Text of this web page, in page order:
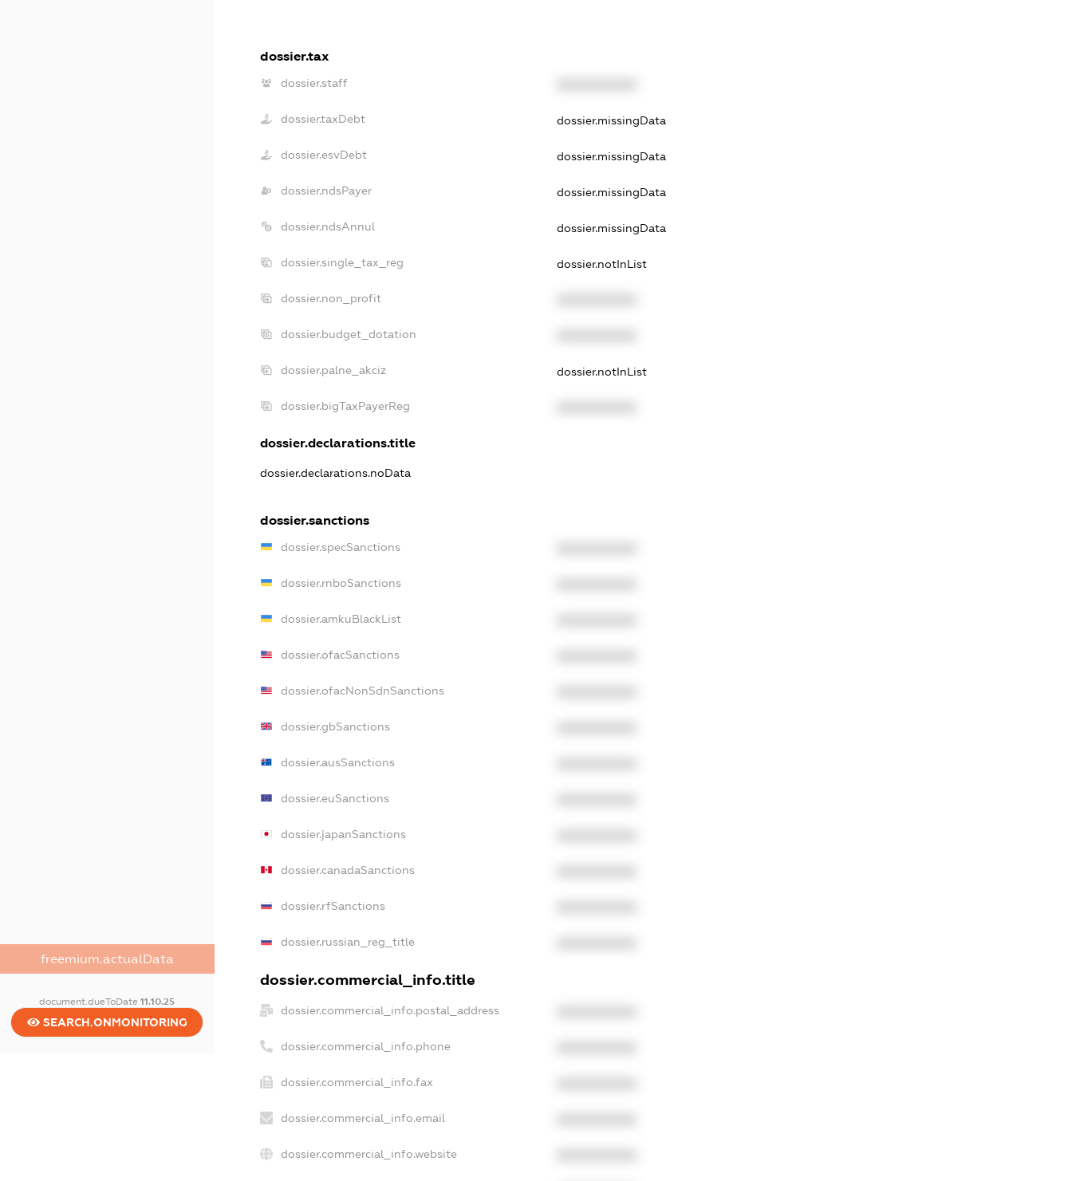
freemium.actualData
document.dueToDate11.10.25
SEARCH.ONMONITORING
dossier.tax
dossier.staff
dossier.taxDebt dossier.missingData
dossier.esvDebt dossier.missingData
dossier.ndsPayer dossier.missingData
dossier.ndsAnnul dossier.missingData
dossier.single_tax_reg dossier.notInList
dossier.non_profit
dossier.budget_dotation
dossier.palne_akciz dossier.notInList
dossier.bigTaxPayerReg
dossier.declarations.title
dossier.declarations.noData
dossier.sanctions
dossier.specSanctions
dossier.rnboSanctions
dossier.amkuBlackList
dossier.ofacSanctions
dossier.ofacNonSdnSanctions
dossier.gbSanctions
dossier.ausSanctions
dossier.euSanctions
dossier.japanSanctions
dossier.canadaSanctions
dossier.rfSanctions
dossier.russian_reg_title
dossier.commercial_info.title
dossier.commercial_info.postal_address
dossier.commercial_info.phone
dossier.commercial_info.fax
dossier.commercial_info.email
dossier.commercial_info.website